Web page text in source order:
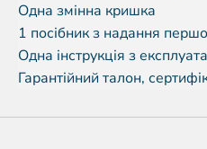
Одна змінна кришка
1 посібник з надання
Одна інструкція з
Гарантійний талон,